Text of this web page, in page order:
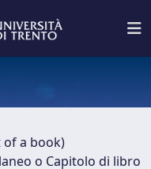
of a book)
o Capitolo di libro